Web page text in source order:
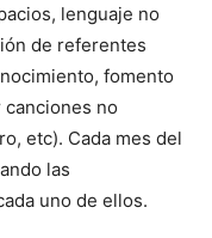
lenguaje no
de referentes
fomento
no
etc). Cada mes del
las
uno de ellos.